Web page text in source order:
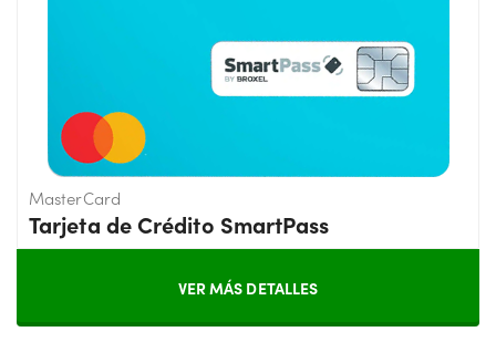
MasterCard
Tarjeta de Crédito SmartPass
VER MÁS DETALLES